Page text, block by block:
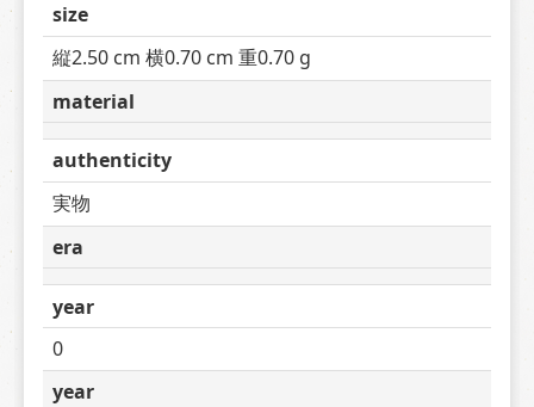
size
縦2.50 cm 横0.70 cm 重0.70 g
material
authenticity
実物
era
year
0
year